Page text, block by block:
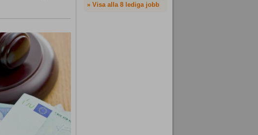
» Visa alla 8 lediga jobb